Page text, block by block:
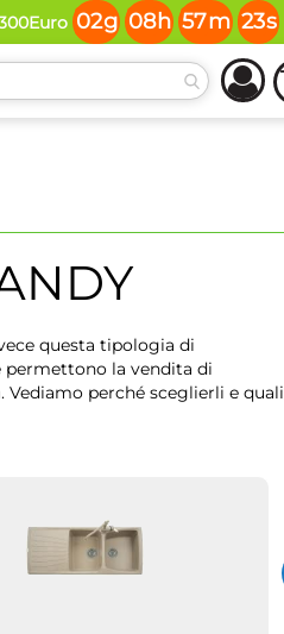
02g 08h 57m 22s
questa tipologia di
permettono la vendita di
perché sceglierli e quali